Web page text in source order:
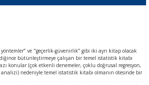
ve "geçerlik-güvenirlik” gibi iki ayrı kitap olacak
bütünleştirmeye çalışan bir temel istatistik kitabı
konular (çok etkenli denemeler, çoklu doğrusal regresyon,
nedeniyle temel istatistik kitabı olmanın ötesinde bir